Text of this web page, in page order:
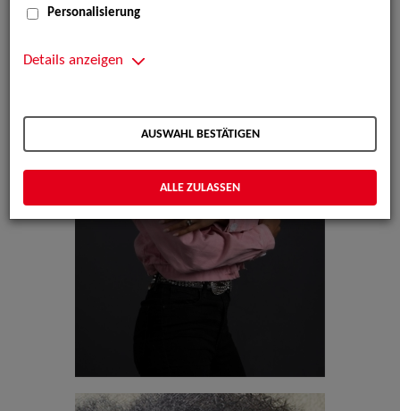
Personalisierung
Details anzeigen
AUSWAHL BESTÄTIGEN
ALLE ZULASSEN